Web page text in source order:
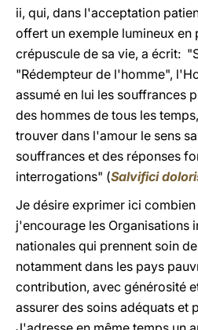
ii, qui, dans l'acceptation
offert un exemple lumineux en
crépuscule de sa vie, a écrit:
"Rédempteur de l'homme",
assumé en lui les souffrances
des hommes de tous les
trouver dans l'amour le sens
souffrances et des réponses
interrogations" (Salvifici
Je désire exprimer ici
j'encourage les Organisations
nationales qui prennent soin
notamment dans les pays
contribution, avec générosité
assurer des soins adéquats et